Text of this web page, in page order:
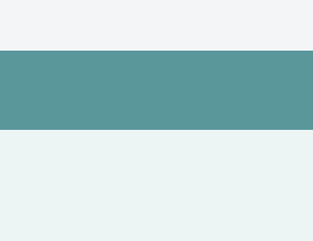
КИБЕРСПОРТ